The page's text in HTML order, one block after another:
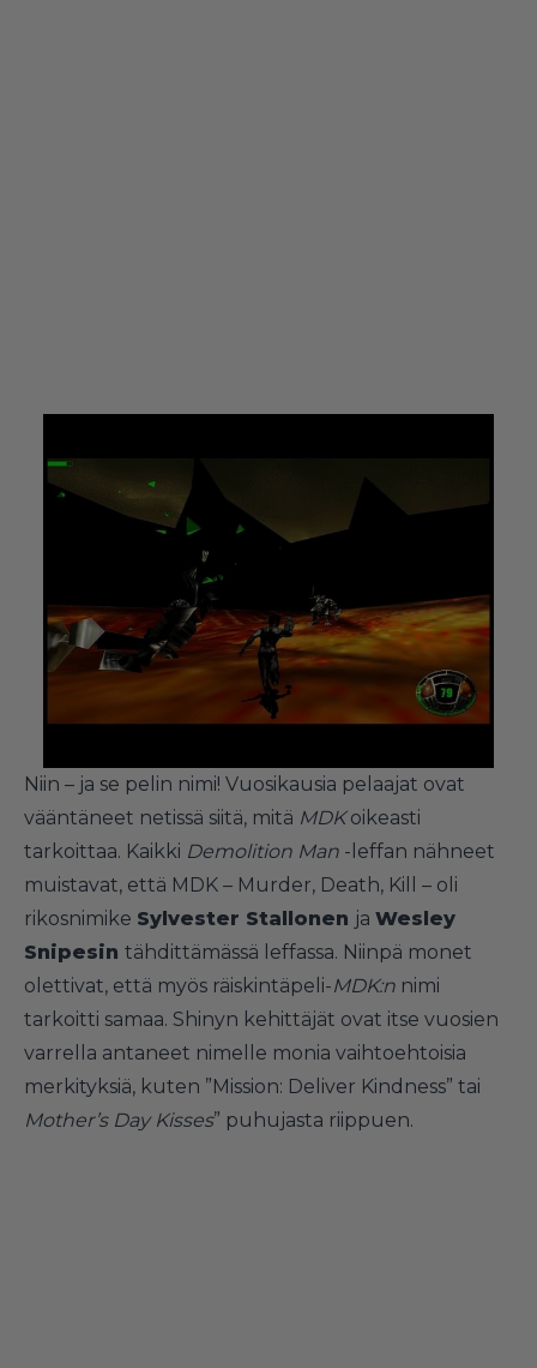
Niin – ja se pelin nimi! Vuosikausia pelaajat ovat
vääntäneet netissä siitä, mitä MDKoikeasti
tarkoittaa. Kaikki Demolition Man -leffan nähneet
muistavat, että MDK – Murder, Death, Kill – oli
rikosnimike Sylvester Stallonen ja Wesley
Snipesin tähdittämässä leffassa. Niinpä monet
olettivat, että myös räiskintäpeli-MDK:n nimi
tarkoitti samaa. Shinyn kehittäjät ovat itse vuosien
varrella antaneet nimelle monia vaihtoehtoisia
merkityksiä, kuten ”Mission: Deliver Kindness” tai
Mother’s Day Kisses” puhujasta riippuen.